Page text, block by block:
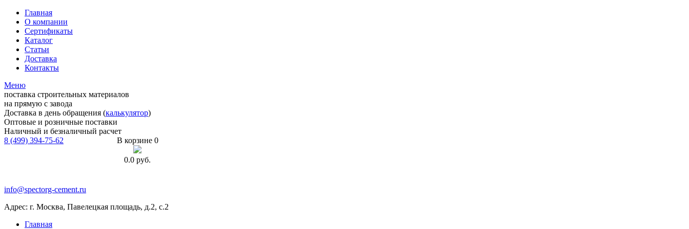
Главная
О компании
Сертификаты
Каталог
Статьи
Доставка
Контакты
Меню
поставка строительных материалов
на прямую с завода
Доставка в день обращения (калькулятор)
Оптовые и розничные поставки
Наличный и безналичный расчет
8 (499) 394-75-62
В корзине 0
0.0 руб.
info@spectorg-cement.ru
Адрес: г. Москва, Павелецкая площадь, д.2, с.2
Главная